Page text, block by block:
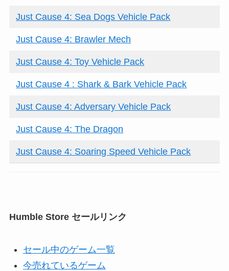
Just Cause 4: Sea Dogs Vehicle Pack
Just Cause 4: Brawler Mech
Just Cause 4: Toy Vehicle Pack
Just Cause 4 : Shark & Bark Vehicle Pack
Just Cause 4: Adversary Vehicle Pack
Just Cause 4: The Dragon
Just Cause 4: Soaring Speed Vehicle Pack
Humble Store セールリンク
セール中のゲーム一覧
今売れているゲーム